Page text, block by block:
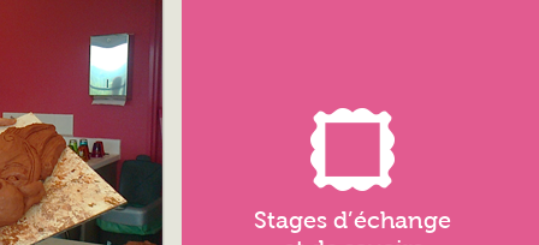
: Pilates –
LOISIRS CREATIFS :
dessin/peinture
– vannerie
11 octobre 2025
Stages d’échange